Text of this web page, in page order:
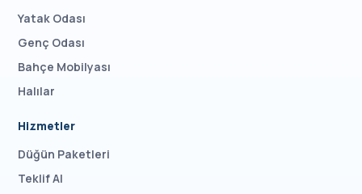
Yatak Odası
Genç Odası
Bahçe Mobilyası
Halılar
Hizmetler
Düğün Paketleri
Teklif Al